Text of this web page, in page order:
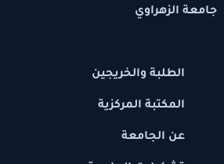
جامعة الزهراوي
الطلبة والخريجين
المكتبة المركزية
عن الجامعة